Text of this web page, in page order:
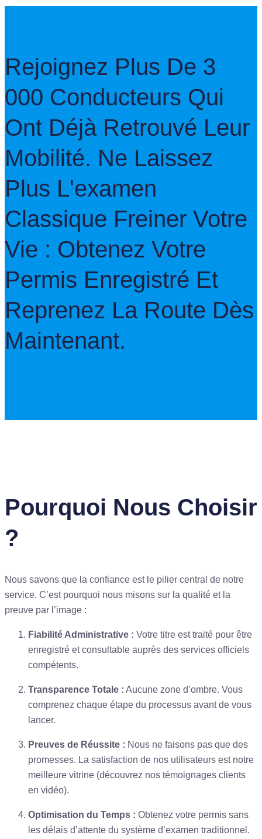
Rejoignez Plus De 3
000 Conducteurs Qui
Ont Déjà Retrouvé Leur
Mobilité. Ne Laissez
Plus L'examen
Classique Freiner Votre
Vie : Obtenez Votre
Permis Enregistré Et
Reprenez La Route Dès
Maintenant.
Pourquoi Nous Choisir
?
Nous savons que la confiance est le pilier central de notre
service. C’est pourquoi nous misons sur la qualité et la
preuve par l’image :
Fiabilité Administrative : Votre titre est traité pour être
enregistré et consultable auprès des services officiels
compétents.
Transparence Totale : Aucune zone d’ombre. Vous
comprenez chaque étape du processus avant de vous
lancer.
Preuves de Réussite : Nous ne faisons pas que des
promesses. La satisfaction de nos utilisateurs est notre
meilleure vitrine (découvrez nos témoignages clients
en vidéo).
Optimisation du Temps : Obtenez votre permis sans
les délais d’attente du système d’examen traditionnel.